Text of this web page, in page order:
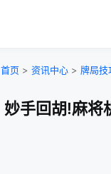
首页 > 资讯中心 > 牌局技
妙手回胡!麻将